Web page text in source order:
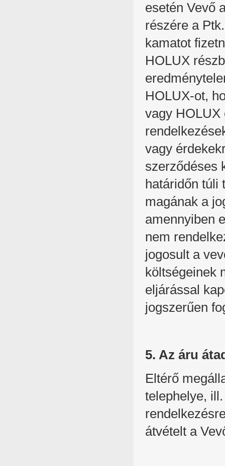
esetén Vevő
részére a
kamatot
HOLUX
HOLUX-ot,
vagy HOLUX
vagy
szerződéses
határidőn túli
magának a
amennyiben
nem
jogosult a
költségeinek
eljárással
jogszerűen
5. Az áru
Eltérő
telephelye,
átvételt a